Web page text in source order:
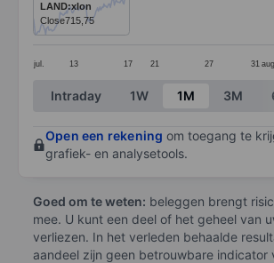
The chart has 1 Y axis displaying
jul. 13 17 21 27 31 aug.
LAND:xlon
Close715,75
End of interactive chart.
Intraday 1W 1M 3M
Open een rekening om toegang te
grafiek- en analysetools.
Goed om te weten: beleggen brengt
mee. U kunt een deel of het geheel van
verliezen. In het verleden behaalde
aandeel zijn geen betrouwbare indicator